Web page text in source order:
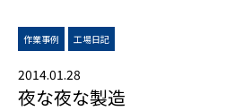
作業事例 工場日記
2014.01.28
夜な夜な製造